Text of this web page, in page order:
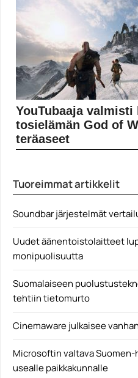
Far Cry 6 julkaistaan PC:lle
4:lle...
Far Cry
YouTubaaja valmisti
tosielämän God of
teräaseet
God of War
Tuoreimmat artikkelit
Soundbar järjestelmät
Uudet äänentoistolaitteet
monipuolisuutta
Suomalaiseen
tehtiin tietomurto
Cinemaware julkaisee
Microsoftin valtava
usealle paikkakunnalle